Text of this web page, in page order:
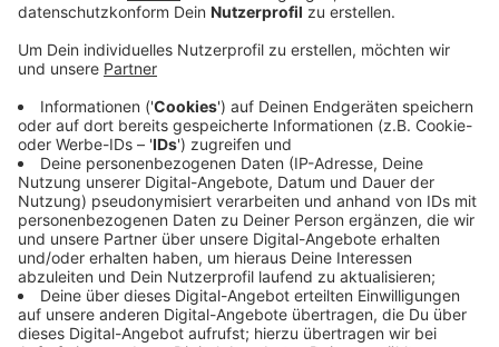
Anzeige
Lehrer Test
Anzeige
Sicherheitshalber haben die Schule und der Kreis
Borken entschieden, dass der komplette Jahrgang 1
der Georgschule in Epe erstmal zu Hause bleibt. Also
Schüler und Lehrer. Die Lehrer wurden getestet. Fallen